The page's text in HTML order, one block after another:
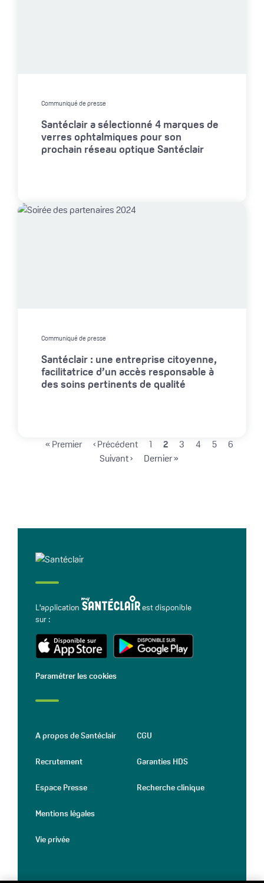
Communiqué de presse
Santéclair a sélectionné 4 marques de
verres ophtalmiques pour son
prochain réseau optique Santéclair
Communiqué de presse
Santéclair : une entreprise citoyenne,
facilitatrice d’un accès responsable à
des soins pertinents de qualité
PaginationPremière page
« Premier Page précédente
‹ Précédent Page
1 Page courante
2 Page
3 Page
4 Page
5 Page
6
Suivant ›
Dernière page
Dernier »
L'application
est disponible
sur :
Paramétrer les cookies
A propos de Santéclair
Recrutement
Espace Presse
Mentions légales
Vie privée
CGU
Garanties HDS
Recherche clinique